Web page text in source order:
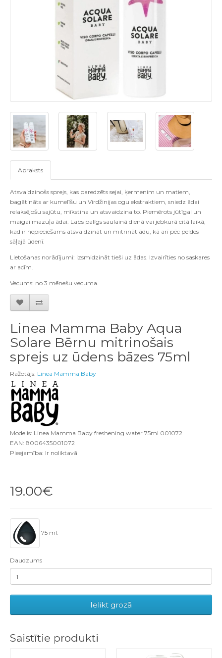
Apraksts
Atsvaidzinošs sprejs, kas paredzēts sejai, ķermenim un matiem,
bagātināts ar kumelīšu un Virdžinijas ogu ekstraktiem, sniedz ādai
relaksējošu sajūtu, mīkstina un atsvaidzina to. Piemērots jūtīgai un
maigai mazuļa ādai. Labs palīgs saulainā dienā vai jebkurā citā laikā,
kad ir nepieciešams atsvaidzināt un mitrināt ādu, kā arī pēc peldes
sāļajā ūdenī.
Lietošanas norādījumi: izsmidzināt tieši uz ādas. Izvairīties no saskares
ar acīm.
Vecums: no 3 mēnešu vecuma.
Linea Mamma Baby Aqua
Solare Bērnu mitrinošais
sprejs uz ūdens bāzes 75ml
Ražotājs: Linea Mamma Baby
Modelis: Linea Mamma Baby freshening water 75ml 001072
EAN: 8006435001072
Pieejamība: Ir noliktavā
19.00€
75 ml.
Daudzums
Ielikt grozā
Saistītie produkti